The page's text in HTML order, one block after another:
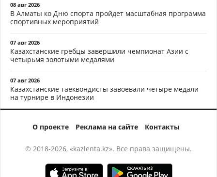
08 авг 2026
В Алматы ко Дню спорта пройдет масштабная программа
спортивных мероприятий
07 авг 2026
Казахстанские гребцы завершили чемпионат Азии с
четырьмя золотыми медалями
07 авг 2026
Казахстанские таеквондисты завоевали четыре медали
на турнире в Индонезии
О проекте Реклама на сайте Контакты
© 2018-2026, «kazlenta.kz». Все права защищены.